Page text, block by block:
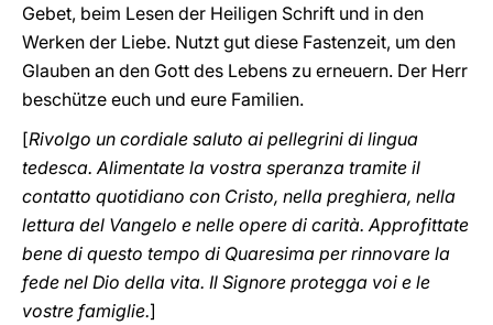
Gebet, beim Lesen der Heiligen Schrift und in den
Werken der Liebe. Nutzt gut diese Fastenzeit, um den
Glauben an den Gott des Lebens zu erneuern. Der Herr
beschütze euch und eure Familien.
[Rivolgo un cordiale saluto ai pellegrini di lingua
tedesca. Alimentate la vostra speranza tramite il
contatto quotidiano con Cristo, nella preghiera, nella
lettura del Vangelo e nelle opere di carità. Approfittate
bene di questo tempo di Quaresima per rinnovare la
fede nel Dio della vita. Il Signore protegga voi e le
vostre famiglie.]